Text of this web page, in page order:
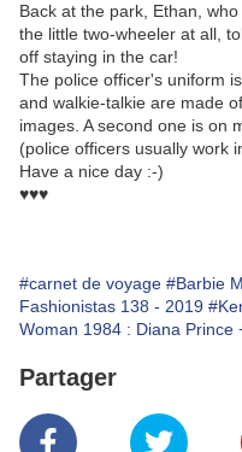
Back at the park, Ethan,
the little two-wheeler at all,
off staying in the car!
The police officer's uniform
and walkie-talkie are made
images. A second one is on
(police officers usually work
Have a nice day :-)
♥♥♥
#carnet de voyage #Barbie
Fashionistas 138 - 2019
Woman 1984 : Diana Prince
Partager